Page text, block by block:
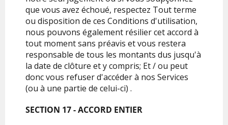
que vous avez échoué, respectez Tout terme
ou disposition de ces Conditions d'utilisation,
nous pouvons également résilier cet accord à
tout moment sans préavis et vous restera
responsable de tous les montants dus jusqu'à
la date de clôture et y compris; Et / ou peut
donc vous refuser d'accéder à nos Services
(ou à une partie de celui-ci) .
SECTION 17 - ACCORD ENTIER